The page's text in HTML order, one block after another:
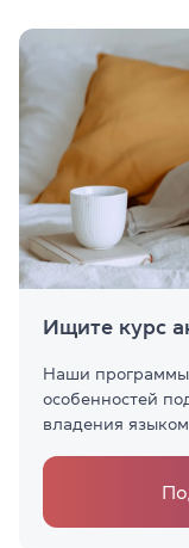
Ищите курс
Наши программы
особенностей
владения языком